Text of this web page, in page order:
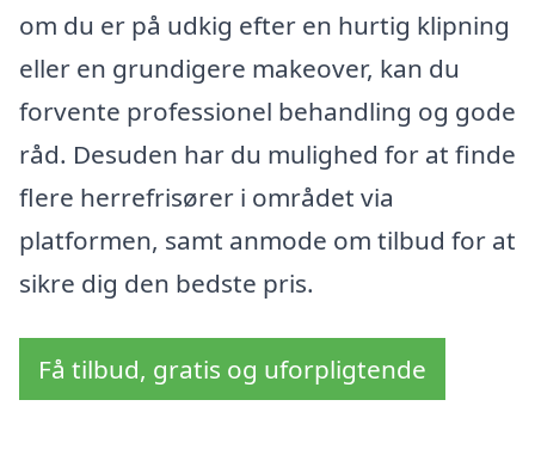
om du er på udkig efter en hurtig klipning
eller en grundigere makeover, kan du
forvente professionel behandling og gode
råd. Desuden har du mulighed for at finde
flere herrefrisører i området via
platformen, samt anmode om tilbud for at
sikre dig den bedste pris.
Få tilbud, gratis og uforpligtende